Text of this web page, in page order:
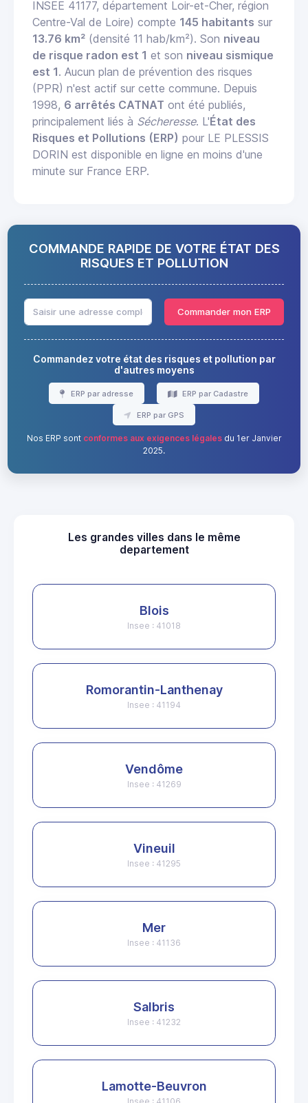
INSEE 41177, département Loir-et-Cher, région
Centre-Val de Loire) compte 145 habitants sur
13.76 km² (densité 11 hab/km²). Son niveau
de risque radon est 1 et son niveau sismique
est 1. Aucun plan de prévention des risques
(PPR) n'est actif sur cette commune. Depuis
1998, 6 arrêtés CATNAT ont été publiés,
principalement liés à Sécheresse. L'État des
Risques et Pollutions (ERP) pour LE PLESSIS
DORIN est disponible en ligne en moins d'une
minute sur France ERP.
COMMANDE RAPIDE DE VOTRE ÉTAT DES
RISQUES ET POLLUTION
Commander mon ERP
Commandez votre état des risques et pollution par
d'autres moyens
ERP par adresse ERP par Cadastre
ERP par GPS
Nos ERP sont conformes aux exigences légalesdu 1er Janvier
2025.
Les grandes villes dans le même
departement
Blois
Insee : 41018
Romorantin-Lanthenay
Insee : 41194
Vendôme
Insee : 41269
Vineuil
Insee : 41295
Mer
Insee : 41136
Salbris
Insee : 41232
Lamotte-Beuvron